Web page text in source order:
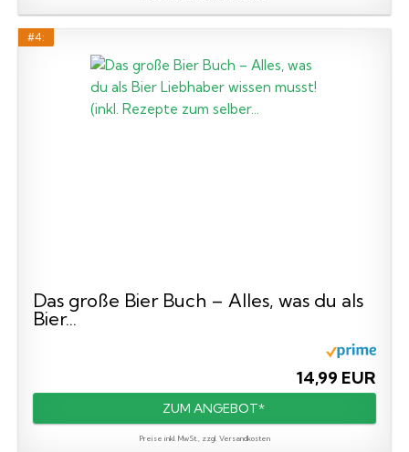
#4:
Das große Bier Buch – Alles, was du als
Bier...
14,99 EUR
ZUM ANGEBOT*
Preise inkl. MwSt., zzgl. Versandkosten